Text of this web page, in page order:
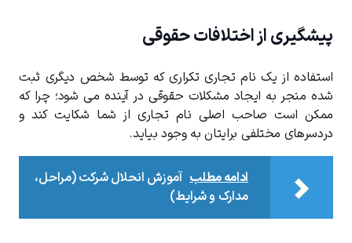
پیشگیری از اختلافات حقوقی
استفاده از یک نام تجاری تکراری که توسط شخص دیگری ثبت
شده منجر به ایجاد مشکلات حقوقی در آینده می شود؛ چرا که
ممکن است صاحب اصلی نام تجاری از شما شکایت کند و
دردسرهای مختلفی برایتان به وجود بیاید.
ادامه مطلب آموزش انحلال شرکت (مراحل،
مدارک و شرایط)